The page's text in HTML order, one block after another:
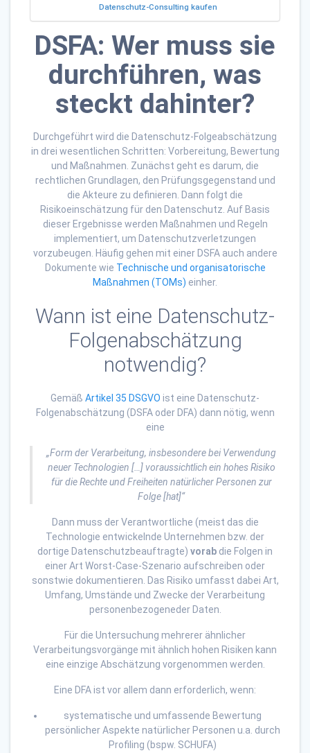
Datenschutz-Consulting kaufen
DSFA: Wer muss sie
durchführen, was
steckt dahinter?
Durchgeführt wird die Datenschutz-Folgeabschätzung
in drei wesentlichen Schritten: Vorbereitung, Bewertung
und Maßnahmen. Zunächst geht es darum, die
rechtlichen Grundlagen, den Prüfungsgegenstand und
die Akteure zu definieren. Dann folgt die
Risikoeinschätzung für den Datenschutz. Auf Basis
dieser Ergebnisse werden Maßnahmen und Regeln
implementiert, um Datenschutzverletzungen
vorzubeugen. Häufig gehen mit einer DSFA auch andere
Dokumente wie Technische und organisatorische
Maßnahmen (TOMs) einher.
Wann ist eine Datenschutz-
Folgenabschätzung
notwendig?
Gemäß Artikel 35 DSGVO ist eine Datenschutz-
Folgenabschätzung (DSFA oder DFA) dann nötig, wenn
eine
„Form der Verarbeitung, insbesondere bei Verwendung
neuer Technologien […] voraussichtlich ein hohes Risiko
für die Rechte und Freiheiten natürlicher Personen zur
Folge [hat]“
Dann muss der Verantwortliche (meist das die
Technologie entwickelnde Unternehmen bzw. der
dortige Datenschutzbeauftragte) vorab die Folgen in
einer Art Worst-Case-Szenario aufschreiben oder
sonstwie dokumentieren. Das Risiko umfasst dabei Art,
Umfang, Umstände und Zwecke der Verarbeitung
personenbezogeneder Daten.
Für die Untersuchung mehrerer ähnlicher
Verarbeitungsvorgänge mit ähnlich hohen Risiken kann
eine einzige Abschätzung vorgenommen werden.
Eine DFA ist vor allem dann erforderlich, wenn:
systematische und umfassende Bewertung
persönlicher Aspekte natürlicher Personen u.a. durch
Profiling (bspw. SCHUFA)